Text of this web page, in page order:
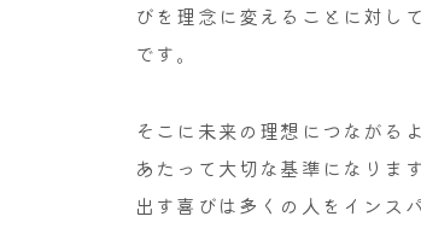
びを理念に変えることに対し
です。
そこに未来の理想につながる
あたって大切な基準になりま
出す喜びは多くの人をインス